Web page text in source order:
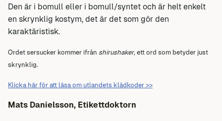
Den är i bomull eller i bomull/syntet och är helt enkelt
en skrynklig kostym, det är det som gör den
karaktäristisk.
Ordet sersucker kommer ifrån shirushaker, ett ord som betyder just
skrynklig.
Klicka här för att läsa om utlandets klädkoder >>
Mats Danielsson, Etikettdoktorn